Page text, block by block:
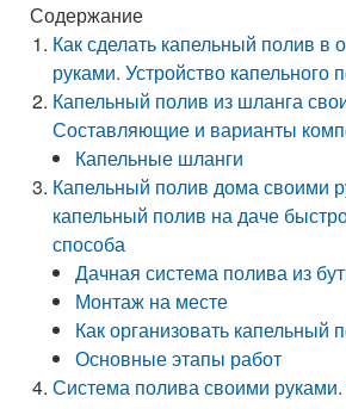
Содержание
Как сделать капельный полив в
руками. Устройство капельного
Капельный полив из шланга
Составляющие и варианты
Капельные шланги
Капельный полив дома своими
капельный полив на даче
способа
Дачная система полива из
Монтаж на месте
Как организовать капельный
Основные этапы работ
Система полива своими руками.